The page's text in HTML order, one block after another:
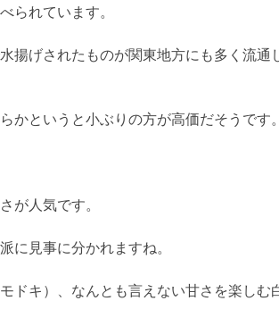
られています。
揚げされたものが関東地方にも多く流通
かというと小ぶりの方が高価だそうです。
が人気です。
に見事に分かれますね。
ドキ）、なんとも言えない甘さを楽しむ